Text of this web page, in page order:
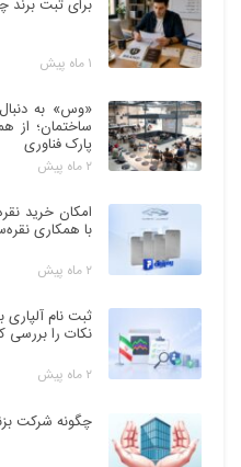
برای ثبت برند
۱ ماه پیش
«وس» به
ساختمان؛ از
پارک فناوری
۲ ماه پیش
با همکاری
۲ ماه پیش
ثبت نام آلپاری
نکات را بررسی
۲ ماه پیش
چگونه شرکت